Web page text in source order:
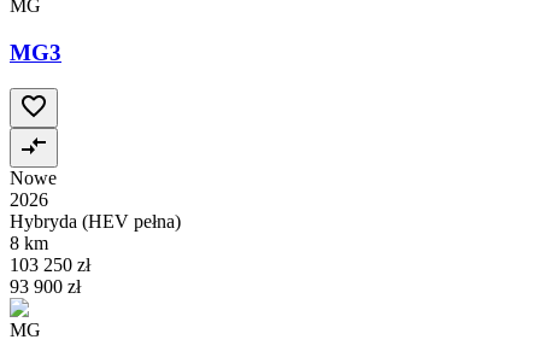
MG
MG3
Nowe
2026
Hybryda (HEV pełna)
8 km
103 250 zł
93 900 zł
MG